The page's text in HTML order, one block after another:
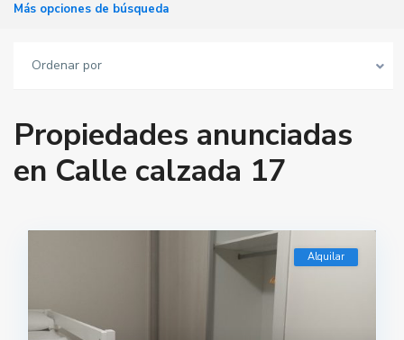
Más opciones de búsqueda
Ordenar por
Propiedades anunciadas
en Calle calzada 17
Alquilar